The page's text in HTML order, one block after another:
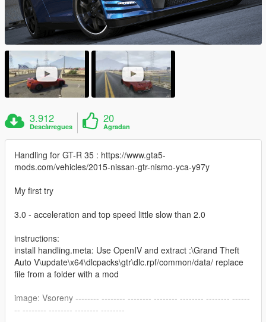
3.912
Descàrregues
20
Agradan
Handling for GT-R 35 : https://www.gta5-
mods.com/vehicles/2015-nissan-gtr-nismo-yca-y97y
My first try
3.0 - acceleration and top speed little slow than 2.0
instructions:
install handling.meta: Use OpenIV and extract :\Grand Theft
Auto V\update\x64\dlcpacks\gtr\dlc.rpf/common/data/ replace
file from a folder with a mod
image: Vsoreny -------- -------- -------- -------- -------- -------- ------
-- -------- -------- -------- --------